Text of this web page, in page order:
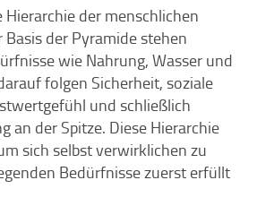
Hierarchie der menschlichen
der Pyramide stehen
wie Nahrung, Wasser und
folgen Sicherheit, soziale
und schließlich
an der Spitze. Diese Hierarchie
sich selbst verwirklichen zu
Bedürfnisse zuerst erfüllt